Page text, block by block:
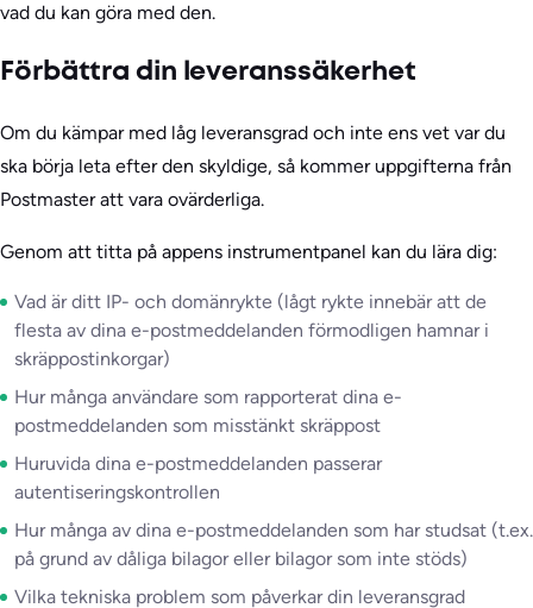
vad du kan göra med den.
Förbättra din leveranssäkerhet
Om du kämpar med låg leveransgrad och inte ens vet var du
ska börja leta efter den skyldige, så kommer uppgifterna från
Postmaster att vara ovärderliga.
Genom att titta på appens instrumentpanel kan du lära dig:
Vad är ditt IP- och domänrykte (lågt rykte innebär att de
flesta av dina e-postmeddelanden förmodligen hamnar i
skräppostinkorgar)
Hur många användare som rapporterat dina e-
postmeddelanden som misstänkt skräppost
Huruvida dina e-postmeddelanden passerar
autentiseringskontrollen
Hur många av dina e-postmeddelanden som har studsat (t.ex.
på grund av dåliga bilagor eller bilagor som inte stöds)
Vilka tekniska problem som påverkar din leveransgrad